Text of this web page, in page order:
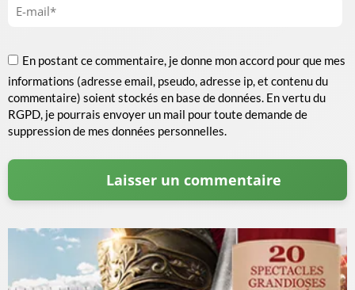
En postant ce commentaire, je donne mon accord pour que mes
informations (adresse email, pseudo, adresse ip, et contenu du
commentaire) soient stockés en base de données. En vertu du
RGPD, je pourrais envoyer un mail pour toute demande de
suppression de mes données personnelles.